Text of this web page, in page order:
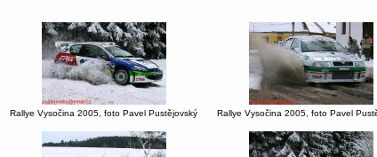
Rallye Vysočina 2005, foto Pavel Pustějovský Rallye Vysočina 2005, foto Pavel